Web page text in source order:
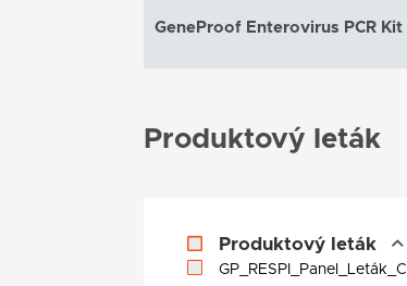
GeneProof Enterovirus PCR Kit
Produktový leták
Produktový leták